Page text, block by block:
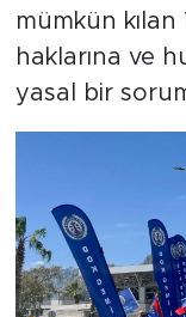
mümkün
haklarına ve
yasal bir